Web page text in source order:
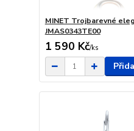
MINET Trojbarevné
JMAS0343TE00
1 590 Kč/ks